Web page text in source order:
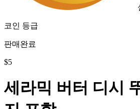
코인 등급
판매완료
$5
세라믹 버터 디시